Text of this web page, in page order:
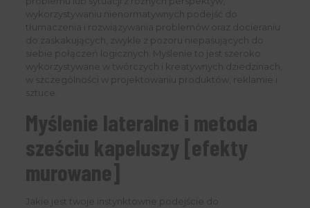
wykorzystywaniu nienormatywnych podejść do
tłumaczenia i rozwiązywania problemów oraz docieraniu
do zaskakujących, zwykle z pozoru niepasujących do
siebie połączeń logicznych. Myślenie to jest szeroko
wykorzystywane w twórczych i kreatywnych dziedzinach,
w szczególności w projektowaniu produktów, reklamie i
sztuce.
Myślenie lateralne i metoda
sześciu kapeluszy [efekty
murowane]
Jakie jest twoje instynktowne podejście do